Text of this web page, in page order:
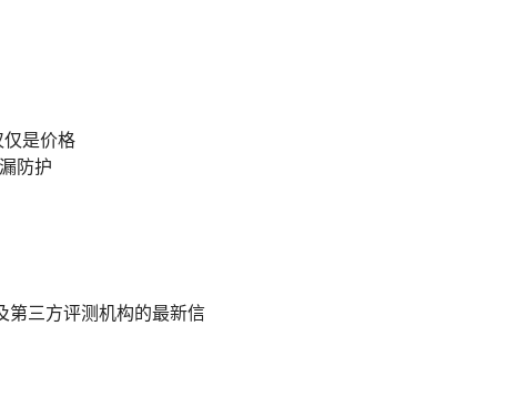
是价格
防护
第三方评测机构的最新信